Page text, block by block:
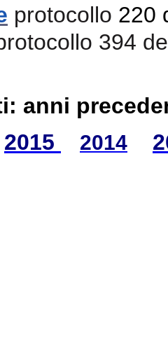
protocollo 220
394
anni
2015 2014